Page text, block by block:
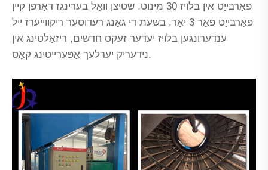
פאַרבייַט אין בלויז 30 מינוט. שטיצן וואַל בערינגז דאַרפן קיין
פאַרבייַט פֿאַר 3 יאָר, בשעת די גאַנג רעדוסער ריקווייערז ייל
ענדערונגען בלויז יעדער זעקס חדשים, ריזאַלטינג אין
נידעריק יערלעך אַפּערייטינג קאָס.